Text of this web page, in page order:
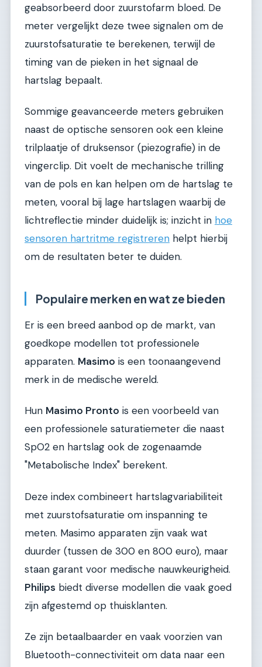
geabsorbeerd door zuurstofarm bloed. De
meter vergelijkt deze twee signalen om de
zuurstofsaturatie te berekenen, terwijl de
timing van de pieken in het signaal de
hartslag bepaalt.
Sommige geavanceerde meters gebruiken
naast de optische sensoren ook een kleine
trilplaatje of druksensor (piezografie) in de
vingerclip. Dit voelt de mechanische trilling
van de pols en kan helpen om de hartslag te
meten, vooral bij lage hartslagen waarbij de
lichtreflectie minder duidelijk is; inzicht in hoe
sensoren hartritme registreren helpt hierbij
om de resultaten beter te duiden.
Populaire merken en wat ze bieden
Er is een breed aanbod op de markt, van
goedkope modellen tot professionele
apparaten. Masimo is een toonaangevend
merk in de medische wereld.
Hun Masimo Pronto is een voorbeeld van
een professionele saturatiemeter die naast
SpO2 en hartslag ook de zogenaamde
"Metabolische Index" berekent.
Deze index combineert hartslagvariabiliteit
met zuurstofsaturatie om inspanning te
meten. Masimo apparaten zijn vaak wat
duurder (tussen de 300 en 800 euro), maar
staan garant voor medische nauwkeurigheid.
Philips biedt diverse modellen die vaak goed
zijn afgestemd op thuisklanten.
Ze zijn betaalbaarder en vaak voorzien van
Bluetooth-connectiviteit om data naar een